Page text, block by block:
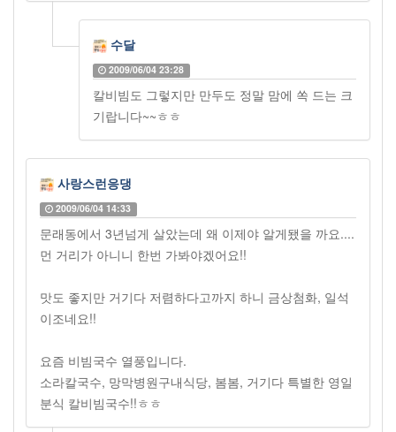
수달
2009/06/04 23:28
칼비빔도 그렇지만 만두도 정말 맘에 쏙 드는 크
기랍니다~~ㅎㅎ
사랑스런응댕
2009/06/04 14:33
문래동에서 3년넘게 살았는데 왜 이제야 알게됐을 까요....
먼 거리가 아니니 한번 가봐야겠어요!!
맛도 좋지만 거기다 저렴하다고까지 하니 금상첨화, 일석
이조네요!!
요즘 비빔국수 열풍입니다.
소라칼국수, 망막병원구내식당, 봄봄, 거기다 특별한 영일
분식 칼비빔국수!!ㅎㅎ